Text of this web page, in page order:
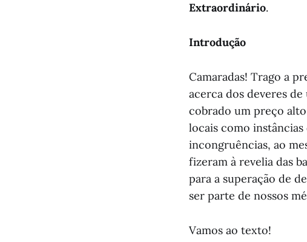
Extraordinário.
Introdução
Camaradas! Trago a
acerca dos deveres
cobrado um preço
locais como
incongruências, ao
fizeram à revelia das
para a superação de
ser parte de nossos
Vamos ao texto!